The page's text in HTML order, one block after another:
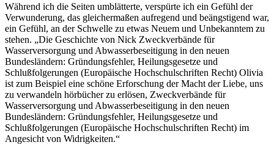
Während ich die Seiten umblätterte, verspürte ich ein Gefühl der
Verwunderung, das gleichermaßen aufregend und beängstigend war,
ein Gefühl, an der Schwelle zu etwas Neuem und Unbekanntem zu
stehen. „Die Geschichte von Nick Zweckverbände für
Wasserversorgung und Abwasserbeseitigung in den neuen
Bundesländern: Gründungsfehler, Heilungsgesetze und
Schlußfolgerungen (Europäische Hochschulschriften Recht) Olivia
ist zum Beispiel eine schöne Erforschung der Macht der Liebe, uns
zu verwandeln hörbücher zu erlösen, Zweckverbände für
Wasserversorgung und Abwasserbeseitigung in den neuen
Bundesländern: Gründungsfehler, Heilungsgesetze und
Schlußfolgerungen (Europäische Hochschulschriften Recht) im
Angesicht von Widrigkeiten.“